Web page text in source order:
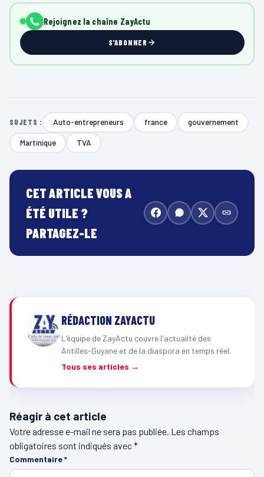
Rejoignez la chaîne ZayActu
S'ABONNER
SUJETS : Auto-entrepreneurs france gouvernement
Martinique TVA
CET ARTICLE VOUS A
ÉTÉ UTILE ?
PARTAGEZ-LE
RÉDACTION ZAYACTU
L'équipe de ZayActu couvre l'actualité des
Antilles-Guyane et de la diaspora en temps réel.
Tous ses articles →
Réagir à cet article
Votre adresse e-mail ne sera pas publiée. Les champs
obligatoires sont indiqués avec*
Commentaire*